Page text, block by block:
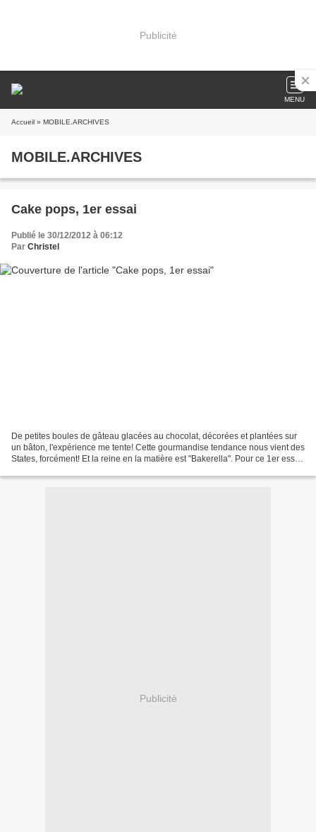
Publicité
MENU
Accueil » MOBILE.ARCHIVES
MOBILE.ARCHIVES
Cake pops, 1er essai
Publié le 30/12/2012 à 06:12
Par Christel
De petites boules de gâteau glacées au chocolat, décorées et plantées sur
un bâton, l'expérience me tente! Cette gourmandise tendance nous vient des
States, forcément! Et la reine en la matière est "Bakerella". Pour ce 1er essai,
Publicité